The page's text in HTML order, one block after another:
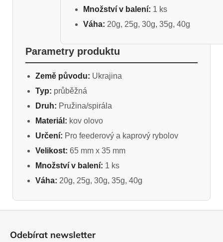
Množství v balení: 1 ks
Váha: 20g, 25g, 30g, 35g, 40g
Parametry produktu
Země původu: Ukrajina
Typ: průběžná
Druh: Pružina/spirála
Materiál: kov olovo
Určení: Pro feederový a kaprový rybolov
Velikost: 65 mm x 35 mm
Množství v balení: 1 ks
Váha: 20g, 25g, 30g, 35g, 40g
Odebírat newsletter